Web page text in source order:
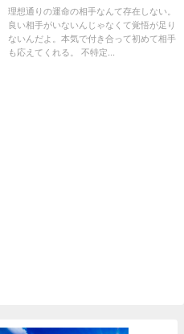
理想通りの運命の相手なんて存在しない。
良い相手がいないんじゃなくて覚悟が足り
ないんだよ。本気で付き合って初めて相手
も応えてくれる。 不特定...